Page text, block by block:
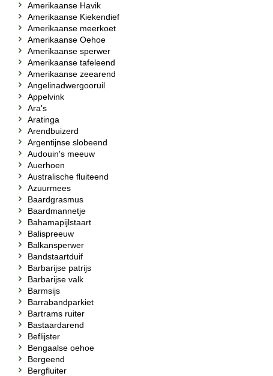
Amerikaanse Havik
Amerikaanse Kiekendief
Amerikaanse meerkoet
Amerikaanse Oehoe
Amerikaanse sperwer
Amerikaanse tafeleend
Amerikaanse zeearend
Angelinadwergooruil
Appelvink
Ara's
Aratinga
Arendbuizerd
Argentijnse slobeend
Audouin's meeuw
Auerhoen
Australische fluiteend
Azuurmees
Baardgrasmus
Baardmannetje
Bahamapijlstaart
Balispreeuw
Balkansperwer
Bandstaartduif
Barbarijse patrijs
Barbarijse valk
Barmsijs
Barrabandparkiet
Bartrams ruiter
Bastaardarend
Beflijster
Bengaalse oehoe
Bergeend
Bergfluiter